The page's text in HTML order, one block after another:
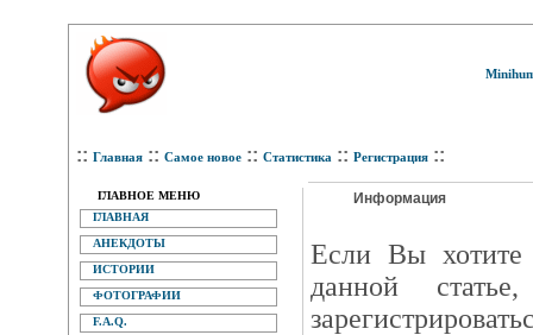
:: Главная :: Самое новое :: Статистика :: Регистрация ::
ГЛАВНОЕ МЕНЮ
ГЛАВНАЯ
АНЕКДОТЫ
ИСТОРИИ
ФОТОГРАФИИ
F.A.Q.
Информация
Eсли Вы хотите
данной